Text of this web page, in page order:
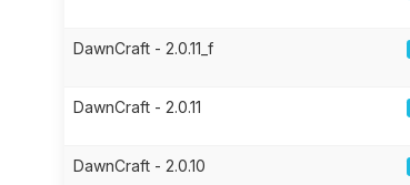
DawnCraft - 2.0.11_f
DawnCraft - 2.0.11
DawnCraft - 2.0.10